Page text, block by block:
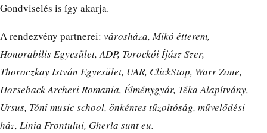
Gondviselés is így akarja.
A rendezvény partnerei: városháza, Mikó étterem,
Honorabilis Egyesület, ADP, Torockói Íjász Szer,
Thoroczkay István Egyesület, UAR, ClickStop, Warr Zone,
Horseback Archeri Romania, Élménygyár, Téka Alapítvány,
Ursus, Tóni music school, önkéntes tűzoltóság, művelődési
ház, Linia Frontului, Gherla sunt eu.